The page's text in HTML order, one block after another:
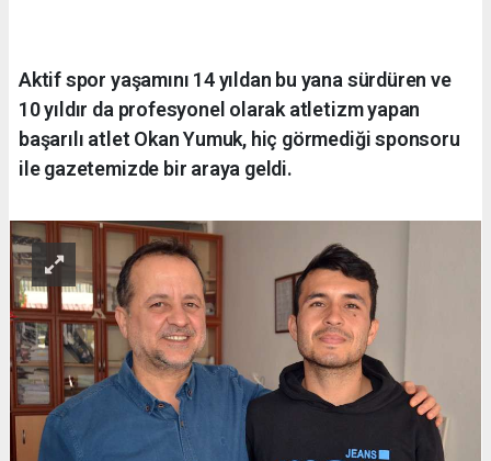
Aktif spor yaşamını 14 yıldan bu yana sürdüren ve
10 yıldır da profesyonel olarak atletizm yapan
başarılı atlet Okan Yumuk, hiç görmediği sponsoru
ile gazetemizde bir araya geldi.